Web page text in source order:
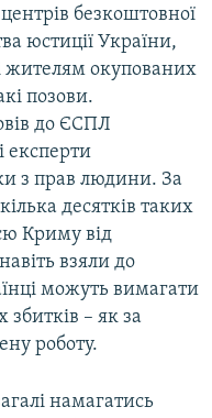
безкоштовної
юстиції України,
жителям окупованих
позови.
до ЄСПЛ
експерти
з прав людини. За
десятків таких
Криму від
взяли до
можуть вимагати
– як за
роботу.
намагатись